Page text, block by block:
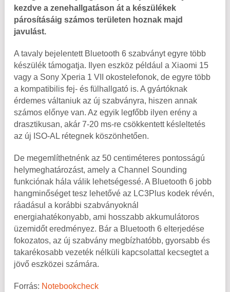
kezdve a zenehallgatáson át a készülékek
párosításáig számos területen hoznak majd
javulást.
A tavaly bejelentett Bluetooth 6 szabványt egyre több
készülék támogatja. Ilyen eszköz például a Xiaomi 15
vagy a Sony Xperia 1 VII okostelefonok, de egyre több
a kompatibilis fej- és fülhallgató is. A gyártóknak
érdemes váltaniuk az új szabványra, hiszen annak
számos előnye van. Az egyik legfőbb ilyen erény a
drasztikusan, akár 7-20 ms-re csökkentett késleltetés
az új ISO-AL rétegnek köszönhetően.
De megemlíthetnénk az 50 centiméteres pontosságú
helymeghatározást, amely a Channel Sounding
funkciónak hála válik lehetségessé. A Bluetooth 6 jobb
hangminőséget tesz lehetővé az LC3Plus kodek révén,
ráadásul a korábbi szabványoknál
energiahatékonyabb, ami hosszabb akkumulátoros
üzemidőt eredményez. Bár a Bluetooth 6 elterjedése
fokozatos, az új szabvány megbízhatóbb, gyorsabb és
takarékosabb vezeték nélküli kapcsolattal kecsegtet a
jövő eszközei számára.
Forrás: Notebookcheck